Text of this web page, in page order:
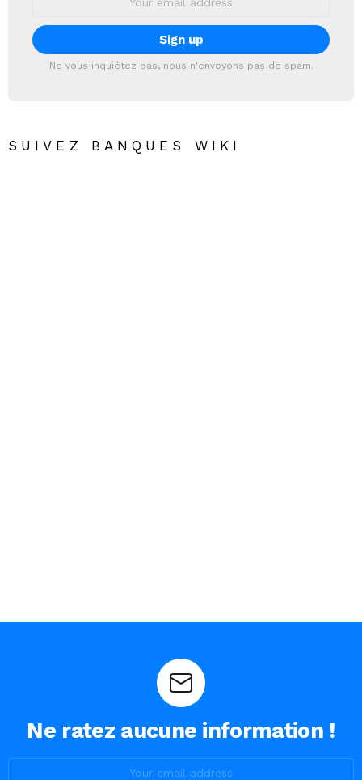
Ne vous inquiétez pas, nous n'envoyons pas de spam.
SUIVEZ BANQUES WIKI
Ne ratez aucune information !